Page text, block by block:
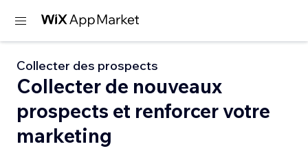
Collecter des prospects
Collecter de nouveaux
prospects et renforcer votre
marketing